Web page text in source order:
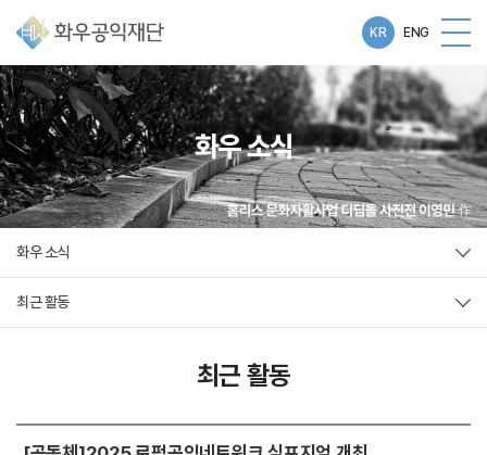
KR ENG
화우 소식
화우 소식
최근 활동
최근 활동